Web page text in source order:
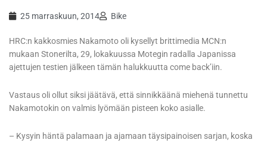
25 marraskuun, 2014 Bike
HRC:n kakkosmies Nakamoto oli kysellyt brittimedia MCN:n
mukaan Stonerilta, 29, lokakuussa Motegin radalla Japanissa
ajettujen testien jälkeen tämän halukkuutta come back’iin.
Vastaus oli ollut siksi jäätävä, että sinnikkäänä miehenä tunnettu
Nakamotokin on valmis lyömään pisteen koko asialle.
– Kysyin häntä palamaan ja ajamaan täysipainoisen sarjan, koska